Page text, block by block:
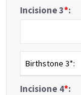
Incisione 3*:
Birthstone 3*:
Incisione 4*: